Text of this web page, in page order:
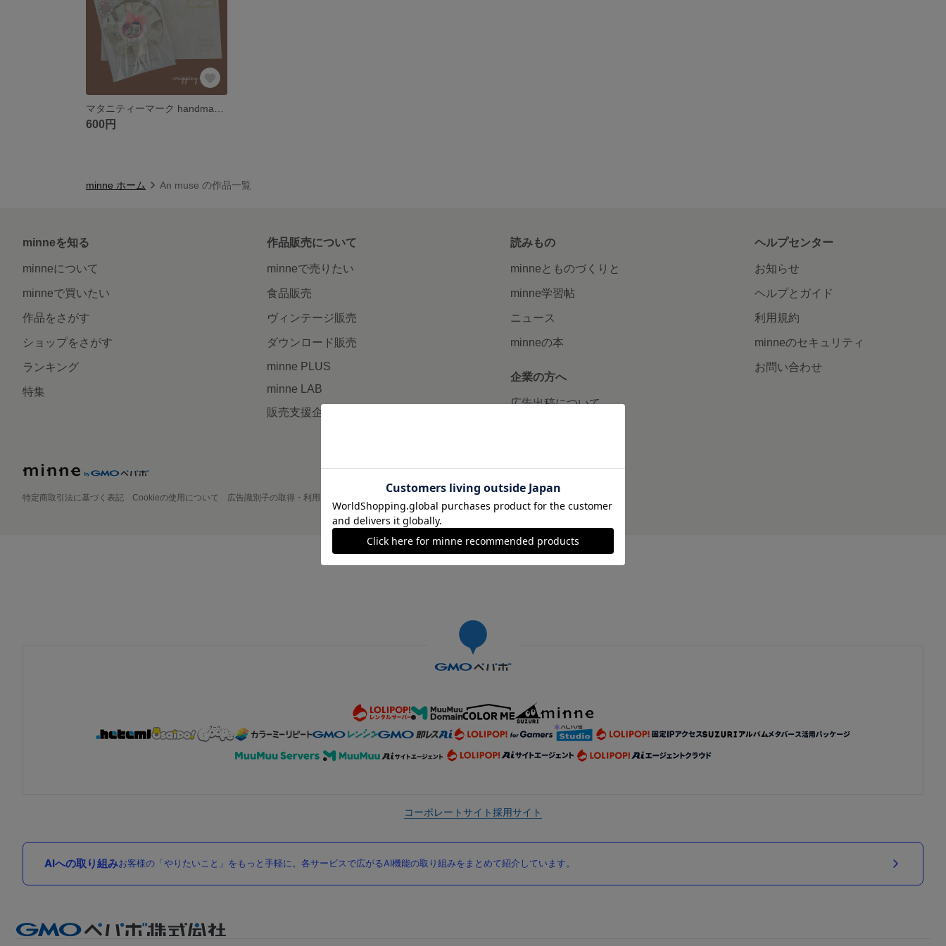
600円
minne ホーム An muse の作品一覧
minneを知る
minneについて
minneで買いたい
作品をさがす
ショップをさがす
ランキング
特集
作品販売について
minneで売りたい
食品販売
ヴィンテージ販売
ダウンロード販売
minne PLUS
minne LAB
販売支援企画・イベント
読みもの
minneとものづくりと
minne学習帖
ニュース
minneの本
企業の方へ
広告出稿について
ヘルプセンター
お知らせ
ヘルプとガイド
利用規約
minneのセキュリティ
お問い合わせ
特定商取引法に基づく表記 Cookieの使用について 広告識別子の取得・利用 採用情報 メディアキット
©GMO Pepabo, Inc. All rights reserved.
コーポレートサイト採用サイト
AIへの取り組みお客様の「やりたいこと」をもっと手軽に。各サービスで広がるAI機能の取り組みをまとめて紹介しています。